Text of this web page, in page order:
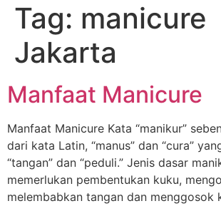
Tag: manicure
Jakarta
Manfaat Manicure
Manfaat Manicure Kata “manikur”
dari kata Latin, “manus” dan “cura”
“tangan” dan “peduli.” Jenis dasar
memerlukan pembentukan kuku,
melembabkan tangan dan menggosok